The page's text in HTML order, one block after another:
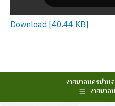
Download [40.44 KB]
เทศบาลนครบ้าน
เทศบาล